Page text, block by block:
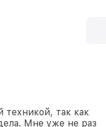
техникой, так как
Мне уже не раз